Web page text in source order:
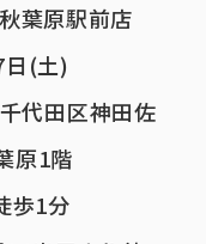
葉原駅前店
(土)
代田区神田佐
原1階
歩1分